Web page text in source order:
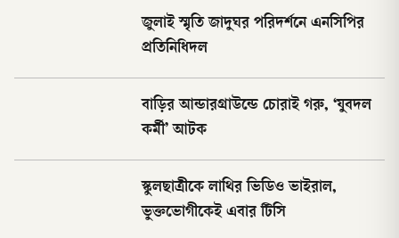
জুলাই স্মৃতি জাদুঘর পরিদর্শনে এনসিপির
প্রতিনিধিদল
বাড়ির আন্ডারগ্রাউন্ডে চোরাই গরু, ‘যুবদল
কর্মী’ আটক
স্কুলছাত্রীকে লাথির ভিডিও ভাইরাল,
ভুক্তভোগীকেই এবার টিসি